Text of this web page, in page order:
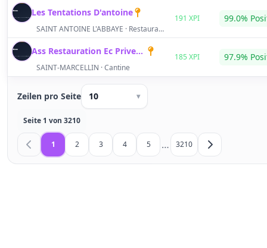
Les Tentations D'antoine
SAINT ANTOINE L'ABBAYE · Restaurant traditionnel
191 XPI 99.0%
Ass Restauration Ec Privee ST Marcellin
SAINT-MARCELLIN · Cantine
185 XPI 97.9%
Zeilen pro Seite 10 ▾
Seite 1 von 3210
1 2 3 4 5 … 3210